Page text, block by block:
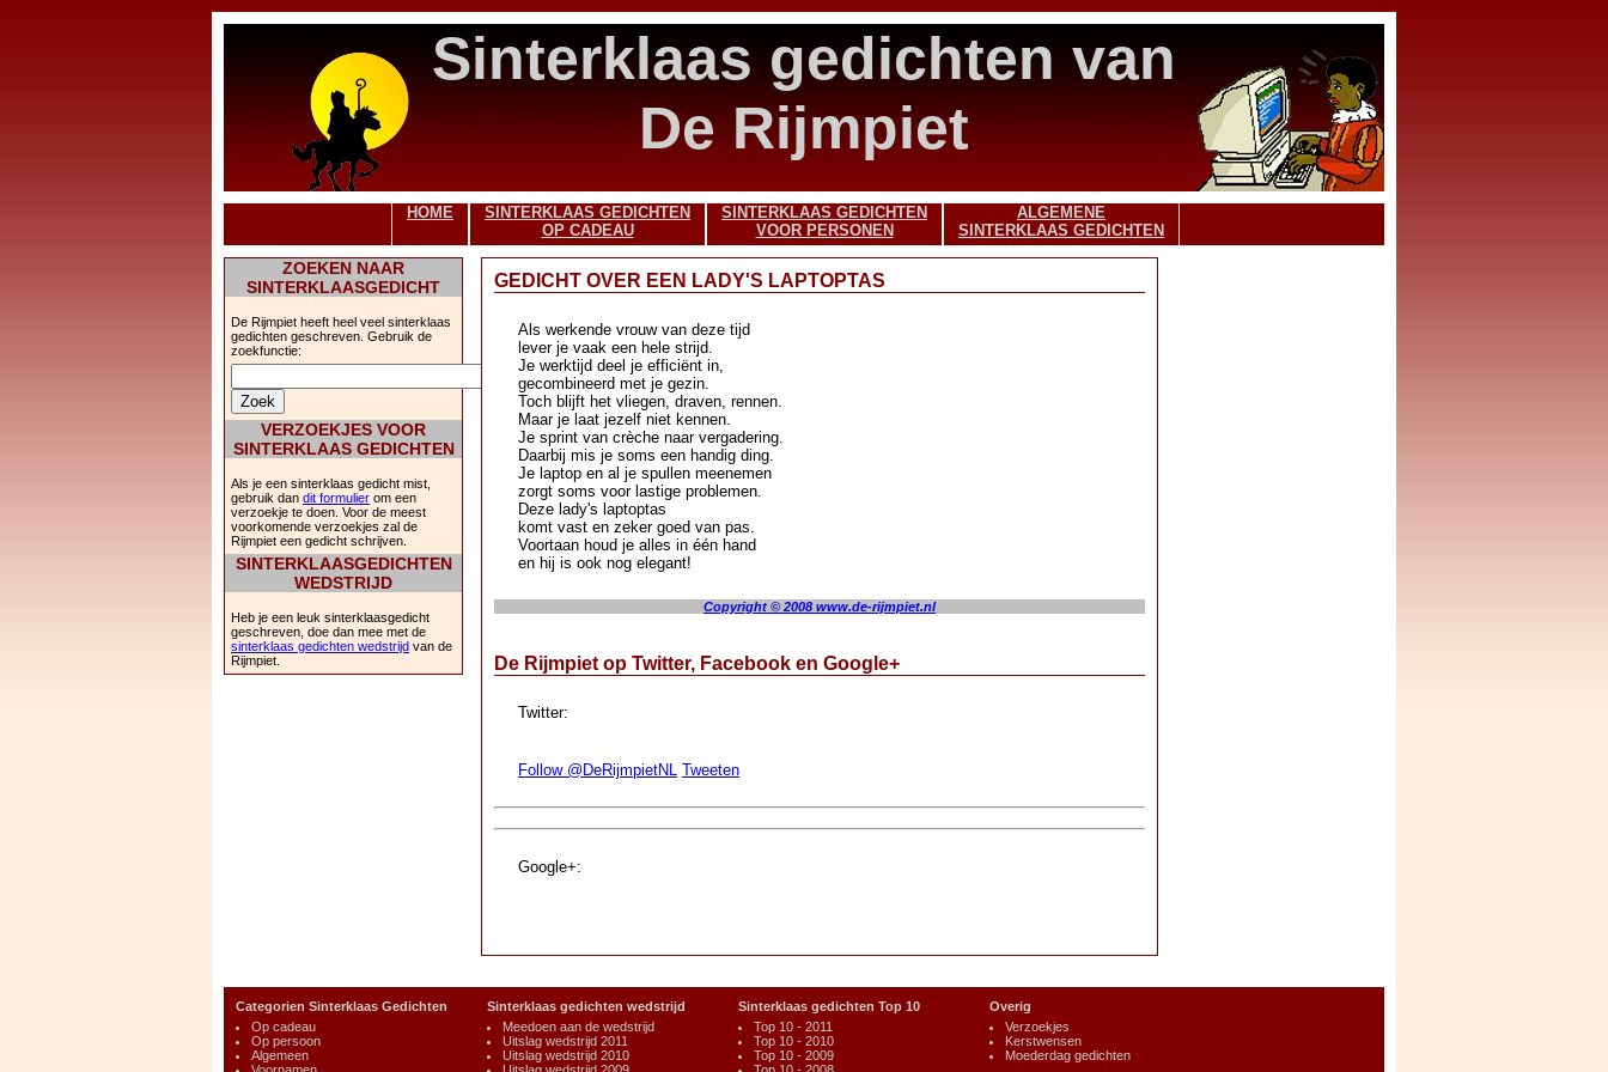
Sinterklaas gedichten van
De Rijmpiet
HOME
SINTERKLAAS GEDICHTEN
OP CADEAU
SINTERKLAAS GEDICHTEN
VOOR PERSONEN
ALGEMENE
SINTERKLAAS GEDICHTEN
ZOEKEN NAAR
SINTERKLAASGEDICHT
De Rijmpiet heeft heel veel sinterklaas
gedichten geschreven. Gebruik de
zoekfunctie:
VERZOEKJES VOOR
SINTERKLAAS GEDICHTEN
Als je een sinterklaas gedicht mist,
gebruik dan dit formulier om een
verzoekje te doen. Voor de meest
voorkomende verzoekjes zal de
Rijmpiet een gedicht schrijven.
SINTERKLAASGEDICHTEN
WEDSTRIJD
Heb je een leuk sinterklaasgedicht
geschreven, doe dan mee met de
sinterklaas gedichten wedstrijd van de
Rijmpiet.
GEDICHT OVER EEN LADY'S LAPTOPTAS
Als werkende vrouw van deze tijd
lever je vaak een hele strijd.
Je werktijd deel je efficiënt in,
gecombineerd met je gezin.
Toch blijft het vliegen, draven, rennen.
Maar je laat jezelf niet kennen.
Je sprint van crèche naar vergadering.
Daarbij mis je soms een handig ding.
Je laptop en al je spullen meenemen
zorgt soms voor lastige problemen.
Deze lady's laptoptas
komt vast en zeker goed van pas.
Voortaan houd je alles in één hand
en hij is ook nog elegant!
Copyright © 2008 www.de-rijmpiet.nl
De Rijmpiet op Twitter, Facebook en Google+
Twitter:
Follow @DeRijmpietNL Tweeten
Google+:
Categorien Sinterklaas Gedichten
Op cadeau
Op persoon
Algemeen
Sinterklaas gedichten wedstrijd
Meedoen aan de wedstrijd
Uitslag wedstrijd 2011
Uitslag wedstrijd 2010
Sinterklaas gedichten Top 10
Top 10 - 2011
Top 10 - 2010
Top 10 - 2009
Overig
Verzoekjes
Kerstwensen
Moederdag gedichten